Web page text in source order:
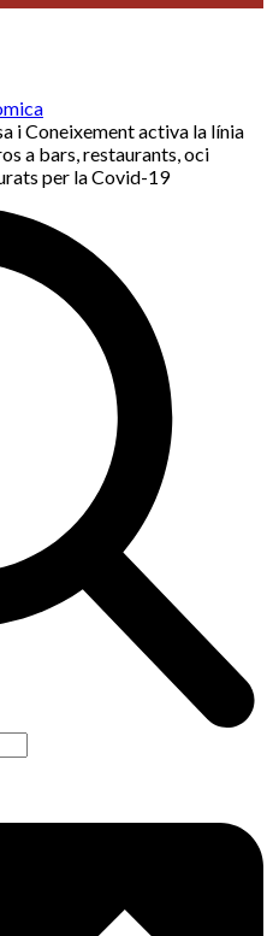
i Coneixement activa la línia
a bars, restaurants, oci
per la Covid-19